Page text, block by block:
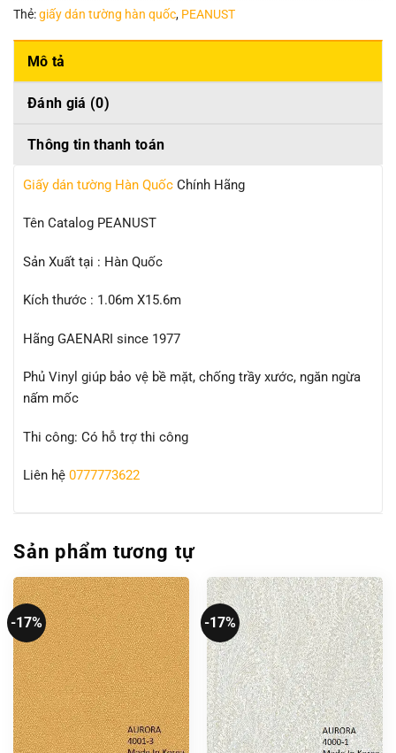
Thẻ:giấy dán tường hàn quốc, PEANUST
Mô tả
Đánh giá (0)
Thông tin thanh toán
Giấy dán tường Hàn Quốc Chính Hãng
Tên Catalog PEANUST
Sản Xuất tại : Hàn Quốc
Kích thước : 1.06m X15.6m
Hãng GAENARI since 1977
Phủ Vinyl giúp bảo vệ bề mặt, chống trầy xước, ngăn ngừa
nấm mốc
Thi công: Có hỗ trợ thi công
Liên hệ 0777773622
Sản phẩm tương tự
-17% -17%